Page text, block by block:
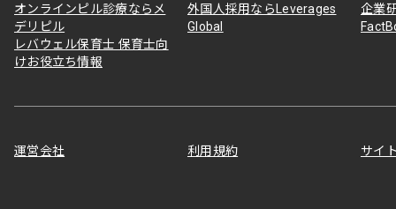
オンラインピル診療ならメ
デリピル
外国人採用ならLeverages
Global
企業
レバウェル保育士 保育士向
けお役立ち情報
運営会社 利用規約 サイ